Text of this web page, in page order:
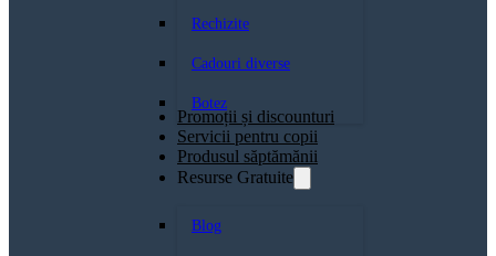
Rechizite
Cadouri diverse
Botez
Promoții și discounturi
Servicii pentru copii
Produsul săptămănii
Resurse Gratuite
Blog